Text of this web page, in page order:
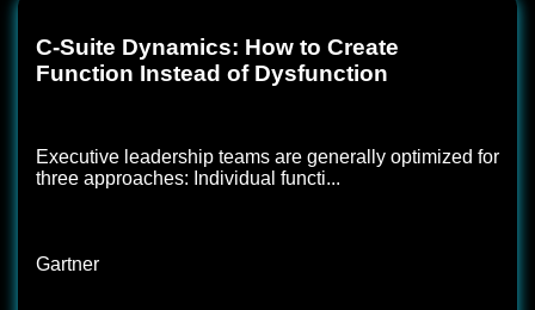
C-Suite Dynamics: How to Create
Function Instead of Dysfunction
Executive leadership teams are generally optimized for
three approaches: Individual functi...
Gartner